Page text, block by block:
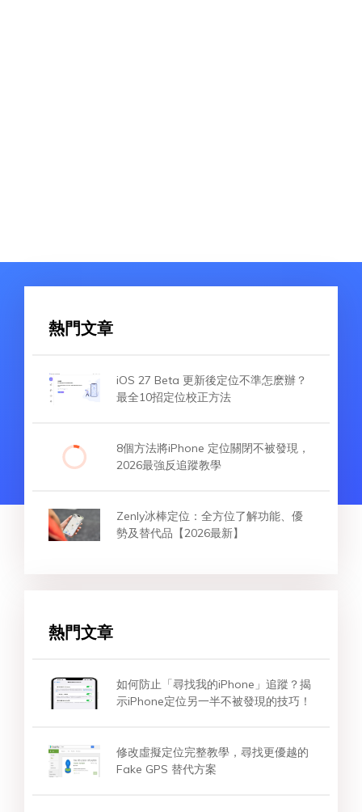
熱門文章
iOS 27 Beta 更新後定位不準怎麽辦？
最全10招定位校正方法
8個方法將iPhone 定位關閉不被發現，
2026最強反追蹤教學
Zenly冰棒定位：全方位了解功能、優
勢及替代品【2026最新】
熱門文章
如何防止「尋找我的iPhone」追蹤？揭
示iPhone定位另一半不被發現的技巧！
修改虛擬定位完整教學，尋找更優越的
Fake GPS 替代方案